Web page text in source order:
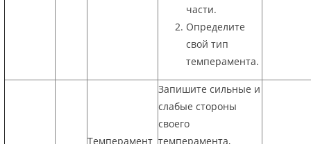
части.
Определите
свой тип
темперамента.
Темперамент
Запишите сильные и
слабые стороны
своего
темперамента,